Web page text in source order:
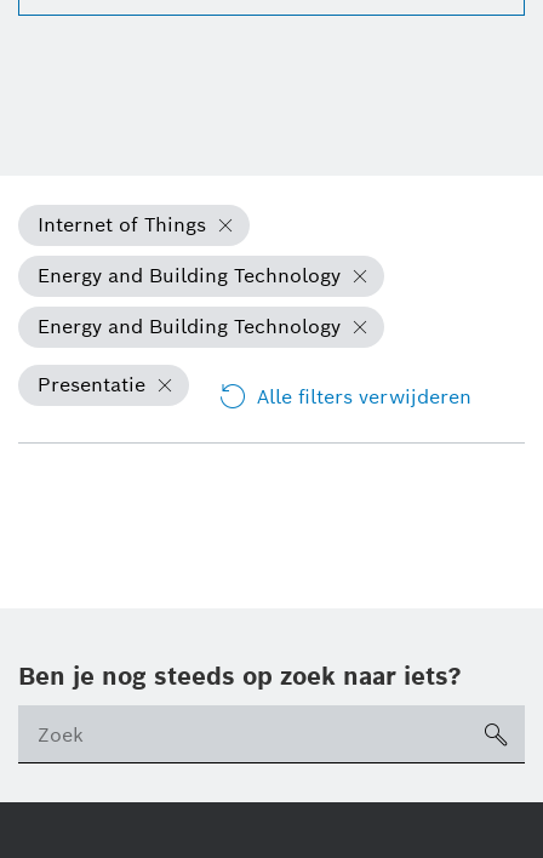
Internet of Things
Energy and Building Technology
Energy and Building Technology
Presentatie Alle filters verwijderen
Ben je nog steeds op zoek naar iets?